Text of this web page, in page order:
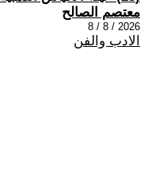
معتصم الصالح
2026 / 8 / 8
الادب والفن